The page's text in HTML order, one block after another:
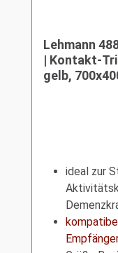
Lehmann
| Kontakt-
gelb,
ideal zur